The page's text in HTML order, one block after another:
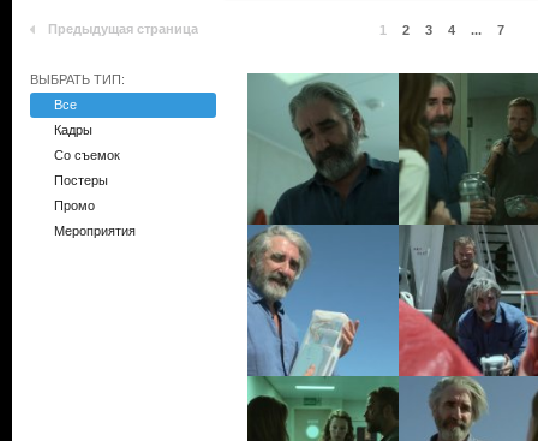
Предыдущая страница 1 2 3 4 ... 7
ВЫБРАТЬ ТИП:
Все
Кадры
Со съемок
Постеры
Промо
Мероприятия